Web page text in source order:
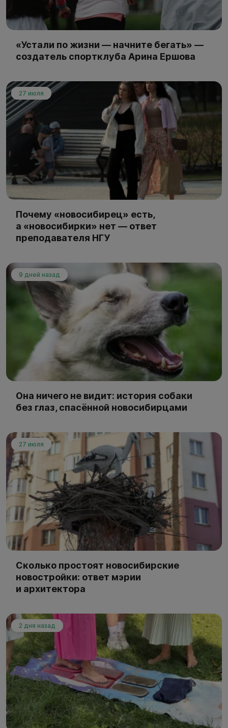
«Устали по жизни — начните бегать» —
создатель спортклуба Арина Ершова
27 июля
Почему «новосибирец» есть,
а «новосибирки» нет — ответ
преподавателя НГУ
9 дней назад
Она ничего не видит: история собаки
без глаз, спасённой новосибирцами
27 июля
Сколько простоят новосибирские
новостройки: ответ мэрии
и архитектора
2 дня назад